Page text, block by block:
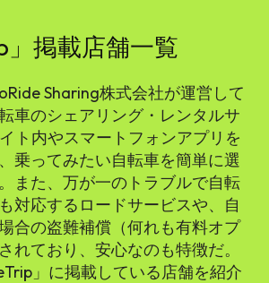
」掲載店舗一覧
Sharing株式会社が運営して
車のシェアリング・レンタルサ
ト内やスマートフォンアプリを
乗ってみたい自転車を簡単に選
また、万が一のトラブルで自転
対応するロードサービスや、自
合の盗難補償（何れも有料オプ
れており、安心なのも特徴だ。
」に掲載している店舗を紹介